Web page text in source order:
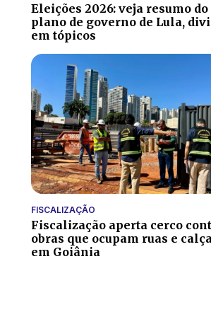
Eleições 2026: veja resumo do
plano de governo de Lula,
em tópicos
FISCALIZAÇÃO
Fiscalização aperta cerco
obras que ocupam ruas e
em Goiânia